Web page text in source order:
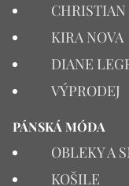
KIRA NOVA
DIANE
VÝPRODEJ
PÁNSKÁ MÓDA
OBLEKY A
KOŠILE